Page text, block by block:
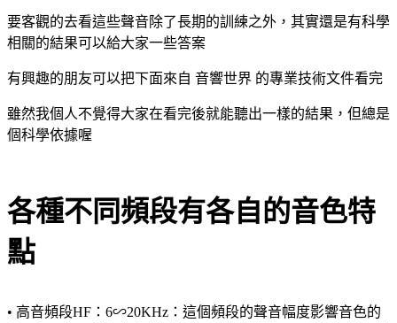
要客觀的去看這些聲音除了長期的訓練之外，其實還是有科學
相關的結果可以給大家一些答案
有興趣的朋友可以把下面來自 音響世界 的專業技術文件看完
雖然我個人不覺得大家在看完後就能聽出一樣的結果，但總是
個科學依據喔
各種不同頻段有各自的音色特
點
• 高音頻段HF：6∽20KHz：這個頻段的聲音幅度影響音色的